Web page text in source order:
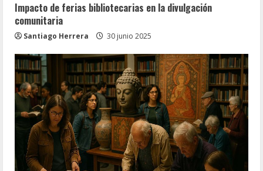
Impacto de ferias bibliotecarias en la divulgación
comunitaria
Santiago Herrera 30 junio 2025